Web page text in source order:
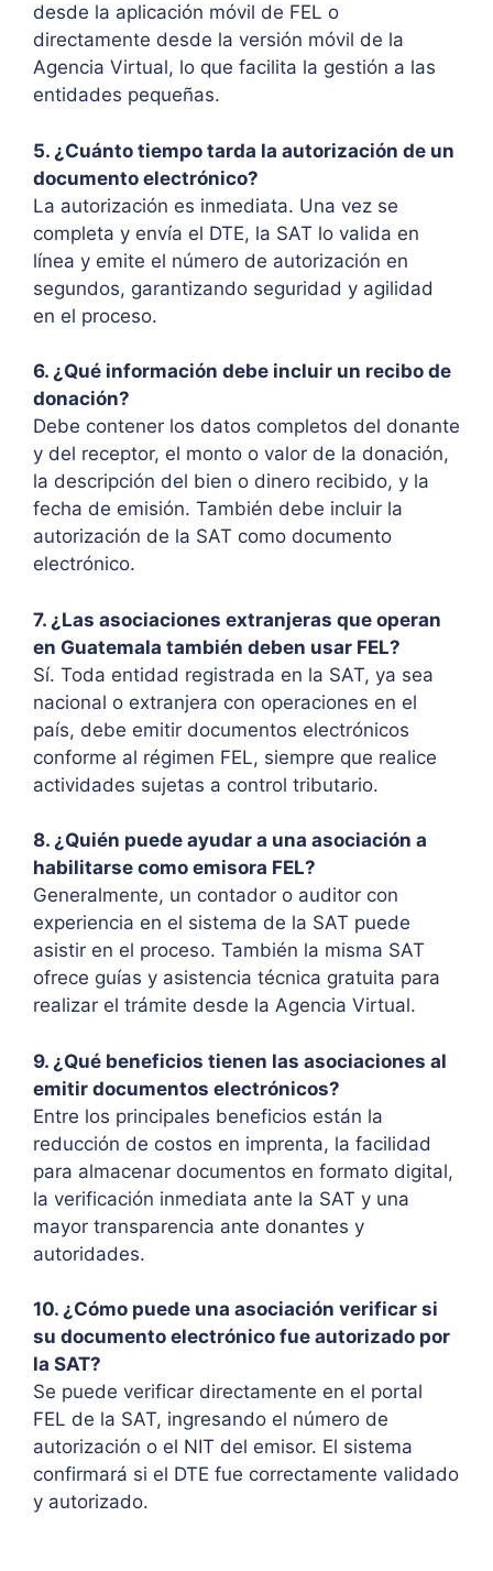
desde la aplicación móvil de FEL o
directamente desde la versión móvil de la
Agencia Virtual, lo que facilita la gestión a las
entidades pequeñas.
5. ¿Cuánto tiempo tarda la autorización de un
documento electrónico?
La autorización es inmediata. Una vez se
completa y envía el DTE, la SAT lo valida en
línea y emite el número de autorización en
segundos, garantizando seguridad y agilidad
en el proceso.
6. ¿Qué información debe incluir un recibo de
donación?
Debe contener los datos completos del donante
y del receptor, el monto o valor de la donación,
la descripción del bien o dinero recibido, y la
fecha de emisión. También debe incluir la
autorización de la SAT como documento
electrónico.
7. ¿Las asociaciones extranjeras que operan
en Guatemala también deben usar FEL?
Sí. Toda entidad registrada en la SAT, ya sea
nacional o extranjera con operaciones en el
país, debe emitir documentos electrónicos
conforme al régimen FEL, siempre que realice
actividades sujetas a control tributario.
8. ¿Quién puede ayudar a una asociación a
habilitarse como emisora FEL?
Generalmente, un contador o auditor con
experiencia en el sistema de la SAT puede
asistir en el proceso. También la misma SAT
ofrece guías y asistencia técnica gratuita para
realizar el trámite desde la Agencia Virtual.
9. ¿Qué beneficios tienen las asociaciones al
emitir documentos electrónicos?
Entre los principales beneficios están la
reducción de costos en imprenta, la facilidad
para almacenar documentos en formato digital,
la verificación inmediata ante la SAT y una
mayor transparencia ante donantes y
autoridades.
10. ¿Cómo puede una asociación verificar si
su documento electrónico fue autorizado por
la SAT?
Se puede verificar directamente en el portal
FEL de la SAT, ingresando el número de
autorización o el NIT del emisor. El sistema
confirmará si el DTE fue correctamente validado
y autorizado.